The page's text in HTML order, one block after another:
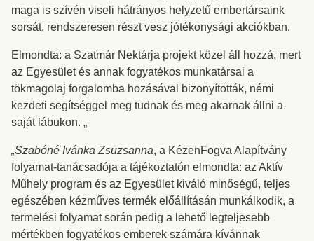
maga is szívén viseli hátrányos helyzetű embertársaink
sorsát, rendszeresen részt vesz jótékonysági akciókban.
Elmondta: a Szatmár Nektárja projekt közel áll hozzá, mert
az Egyesület és annak fogyatékos munkatársai a
tökmagolaj forgalomba hozásával bizonyították, némi
kezdeti segítséggel meg tudnak és meg akarnak állni a
saját lábukon. „
„Szabóné Ivánka Zsuzsanna, a KézenFogva Alapítvány
folyamat-tanácsadója a tájékoztatón elmondta: az Aktív
Műhely program és az Egyesület kiváló minőségű, teljes
egészében kézműves termék előállításán munkálkodik, a
termelési folyamat során pedig a lehető legteljesebb
mértékben fogyatékos emberek számára kívánnak